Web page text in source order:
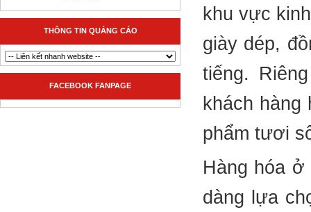
THÔNG TIN QUẢNG CÁO
FACEBOOK FANPAGE
khu vực
giày dép,
tiếng.
khách
phẩm tươi
Hàng hóa ở
dàng lựa